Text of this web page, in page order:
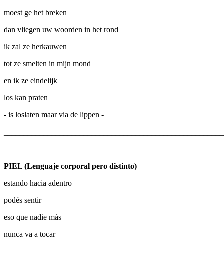
moest ge het breken
dan vliegen uw woorden in het rond
ik zal ze herkauwen
tot ze smelten in mijn mond
en ik ze eindelijk
los kan praten
- is loslaten maar via de lippen -
PIEL (Lenguaje corporal pero distinto)
estando hacia adentro
podés sentir
eso que nadie más
nunca va a tocar